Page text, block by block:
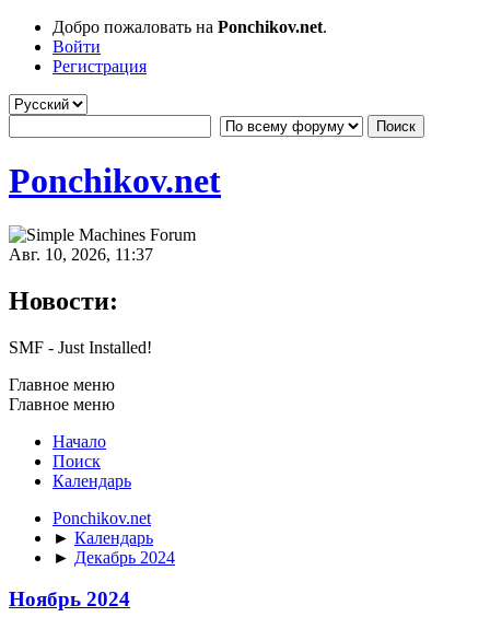
Добро пожаловать на Ponchikov.net.
Войти
Регистрация
Ponchikov.net
Авг. 10, 2026, 11:37
Новости:
SMF - Just Installed!
Главное меню
Главное меню
Начало
Поиск
Календарь
Ponchikov.net
► Календарь
► Декабрь 2024
Ноябрь 2024